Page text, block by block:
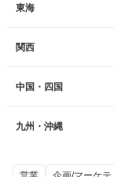
東海
関西
中国・四国
九州・沖縄